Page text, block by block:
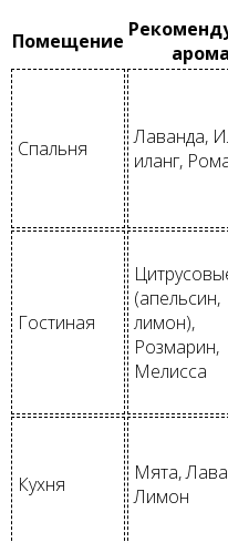
Помещение
Спальня
Лаванда,
иланг,
Гостиная
(апельсин,
лимон),
Розмарин,
Мелисса
Кухня
Мята,
Лимон